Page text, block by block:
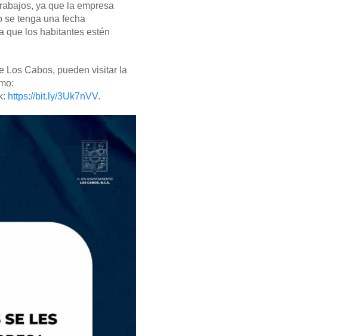
ya que la empresa
se tenga una fecha
que los habitantes estén
Los Cabos, pueden visitar la
https://bit.ly/3Uk7nVV.